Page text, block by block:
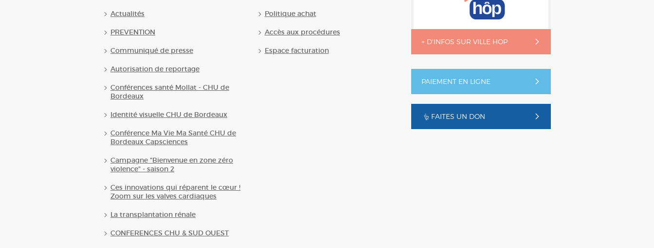
+ D'INFOS SUR VILLE HOP
PAIEMENT EN LIGNE
FAITES UN DON
Actualités
PREVENTION
Communiqué de presse
Autorisation de reportage
Conférences santé Mollat - CHU de
Bordeaux
Identité visuelle CHU de Bordeaux
Conférence Ma Vie Ma Santé CHU de
Bordeaux Capsciences
Campagne "Bienvenue en zone zéro
violence" - saison 2
Ces innovations qui réparent le cœur !
Zoom sur les valves cardiaques
La transplantation rénale
CONFERENCES CHU & SUD OUEST
Politique achat
Accès aux procédures
Espace facturation